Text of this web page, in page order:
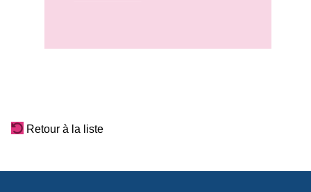
Retour à la liste